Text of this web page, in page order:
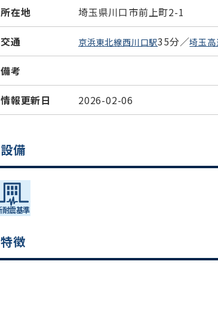
所在地 埼玉県川口市前上町2-1
交通 京浜東北線西川口駅35分／埼玉
備考
情報更新日 2026-02-06
設備
特徴